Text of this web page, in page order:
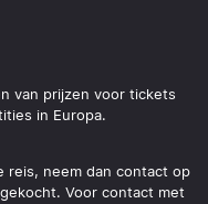
van prijzen voor tickets
in Europa.
reis, neem dan contact op
Voor contact met